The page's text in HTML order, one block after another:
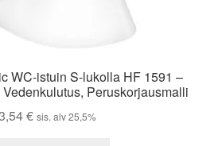
WC-istuin S-lukolla HF 1591 –
Peruskorjausmalli
€ sis. alv 25,5%